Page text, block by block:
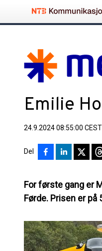
Emilie
24.9.2024 08:55:00 CEST
Del
For første gang er
Førde. Prisen er